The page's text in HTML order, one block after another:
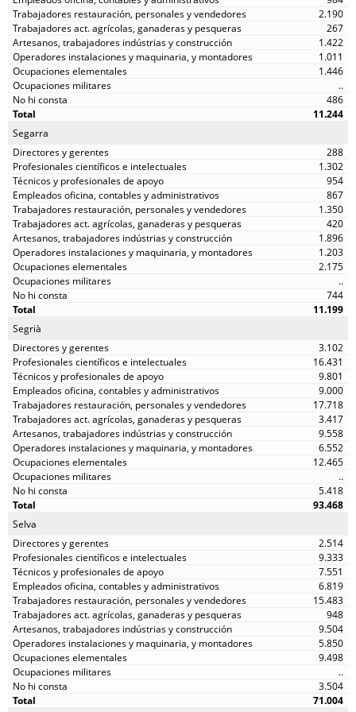
2.190
267
1.422
1.011
1.446
..
486
11.244
Segarra
288
1.302
954
867
1.350
420
1.896
1.203
2.175
..
744
11.199
Segrià
3.102
16.431
9.801
9.000
17.718
3.417
9.558
6.552
12.465
..
5.418
93.468
Selva
2.514
9.333
7.551
6.819
15.483
948
9.504
5.850
9.498
..
3.504
71.004